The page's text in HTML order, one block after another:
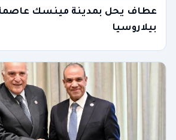
عطاف يحل بمدينة مينسك
بيلاروسيا